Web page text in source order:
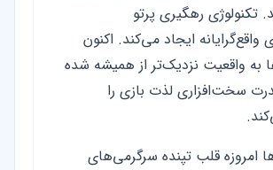
تکنولوژی رهگیری پرتو
واقع‌گرایانه ایجاد می‌کند. اکنون
به واقعیت نزدیک‌تر از همیشه شده
سخت‌افزاری لذت بازی را
امروزه قلب تپنده سرگرمی‌های